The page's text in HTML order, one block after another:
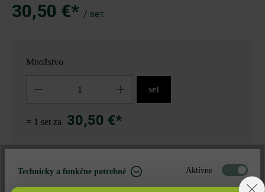
30,50 €* / set
Množstvo
set
= 1 set za 30,50 €*
Nájdite predajcu vo vašom okolí
Technicky a funkčne potrebné Aktívne